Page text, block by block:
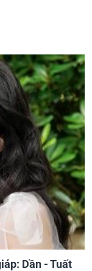
Dần - Tuất